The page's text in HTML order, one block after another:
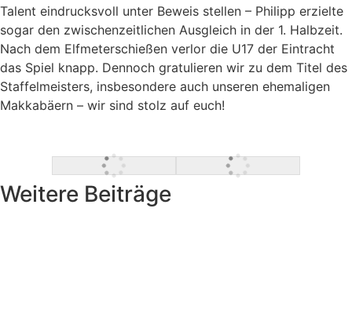
Talent eindrucksvoll unter Beweis stellen – Philipp erzielte
sogar den zwischenzeitlichen Ausgleich in der 1. Halbzeit.
Nach dem Elfmeterschießen verlor die U17 der Eintracht
das Spiel knapp. Dennoch gratulieren wir zu dem Titel des
Staffelmeisters, insbesondere auch unseren ehemaligen
Makkabäern – wir sind stolz auf euch!
Weitere Beiträge